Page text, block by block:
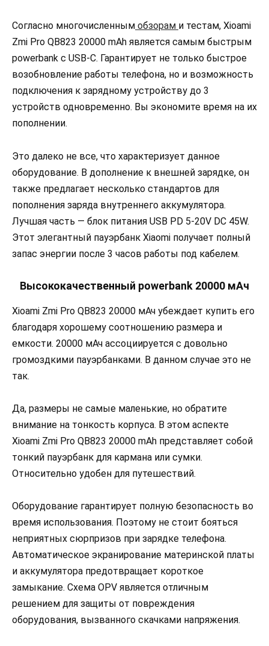
Согласно многочисленным обзорам и тестам, Xioami
Zmi Pro QB823 20000 mAh является самым быстрым
powerbank с USB-C. Гарантирует не только быстрое
возобновление работы телефона, но и возможность
подключения к зарядному устройству до 3
устройств одновременно. Вы экономите время на их
пополнении.
Это далеко не все, что характеризует данное
оборудование. В дополнение к внешней зарядке, он
также предлагает несколько стандартов для
пополнения заряда внутреннего аккумулятора.
Лучшая часть — блок питания USB PD 5-20V DC 45W.
Этот элегантный пауэрбанк Xiaomi получает полный
запас энергии после 3 часов работы под кабелем.
Высококачественный powerbank 20000 мАч
Xioami Zmi Pro QB823 20000 мАч убеждает купить его
благодаря хорошему соотношению размера и
емкости. 20000 мАч ассоциируется с довольно
громоздкими пауэрбанками. В данном случае это не
так.
Да, размеры не самые маленькие, но обратите
внимание на тонкость корпуса. В этом аспекте
Xioami Zmi Pro QB823 20000 mAh представляет собой
тонкий пауэрбанк для кармана или сумки.
Относительно удобен для путешествий.
Оборудование гарантирует полную безопасность во
время использования. Поэтому не стоит бояться
неприятных сюрпризов при зарядке телефона.
Автоматическое экранирование материнской платы
и аккумулятора предотвращает короткое
замыкание. Схема OPV является отличным
решением для защиты от повреждения
оборудования, вызванного скачками напряжения.